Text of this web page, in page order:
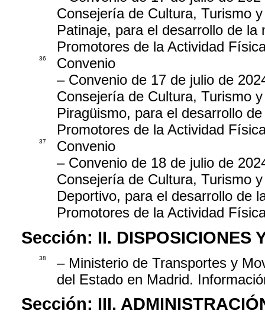
Consejería de Cultura, Turismo
Patinaje, para el desarrollo de la
Promotores de la Actividad
36
Convenio
– Convenio de 17 de julio de
Consejería de Cultura, Turismo
Piragüismo, para el desarrollo
Promotores de la Actividad
37
Convenio
– Convenio de 18 de julio de
Consejería de Cultura, Turismo
Deportivo, para el desarrollo de
Promotores de la Actividad
Sección: II. DISPOSICIONES
38
– Ministerio de Transportes y
del Estado en Madrid.
Sección: III.